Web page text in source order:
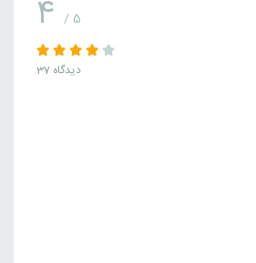
4 / 5
37 دیدگاه